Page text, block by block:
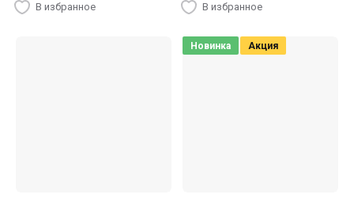
В избранное В избранное
Новинка Акция